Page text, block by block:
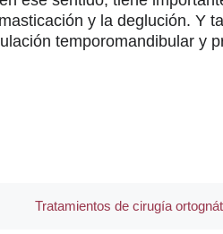
y la deglución. Y
temporomandibular y
Tratamientos de cirugía